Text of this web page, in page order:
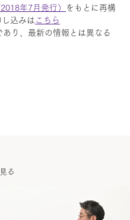
年7月発行） をもとに再構
込みはこちら
り、最新の情報とは異なる
る